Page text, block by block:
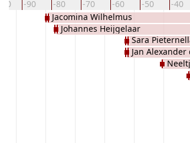
-90 -80 -70 -60 -50 -40
Jacomina Wilhelmus
Johannes Heijgelaar
Sara
Jan Alexander